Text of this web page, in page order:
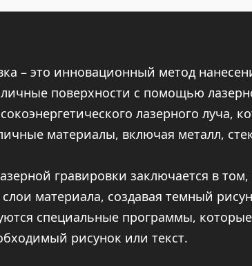
– это инновационный метод
поверхности с помощью
лазерного луча,
материалы, включая металл,
гравировки заключается в
материала, создавая темный
специальные программы,
рисунок или текст.